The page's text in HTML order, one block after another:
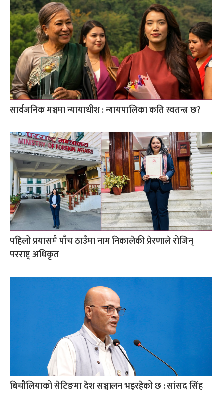
सार्वजनिक मञ्चमा न्यायाधीश : न्यायपालिका कति स्वतन्त्र छ?
पहिलो प्रयासमै पाँच ठाउँमा नाम निकालेकी प्रेरणाले रोजिन्
परराष्ट्र अधिकृत
बिचौलियाको सेटिङमा देश सञ्चालन भइरहेको छ : सांसद सिंह